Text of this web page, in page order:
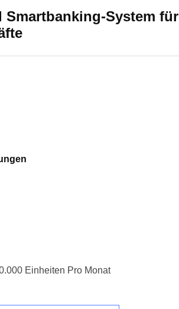
Smartbanking-System für
Einheiten Pro Monat